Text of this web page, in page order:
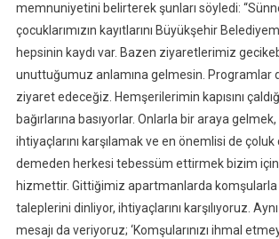
memnuniyetini belirterek şunları söyledi:
çocuklarımızın kayıtlarını Büyükşehir
hepsinin kaydı var. Bazen ziyaretlerimiz
unuttuğumuz anlamına gelmesin. Programlar
ziyaret edeceğiz. Hemşerilerimin kapısını
bağırlarına basıyorlar. Onlarla bir araya
ihtiyaçlarını karşılamak ve en önemlisi de
demeden herkesi tebessüm ettirmek bizim için
hizmettir. Gittiğimiz apartmanlarda
taleplerini dinliyor, ihtiyaçlarını karşılıyoruz.
mesajı da veriyoruz; ‘Komşularınızı ihmal